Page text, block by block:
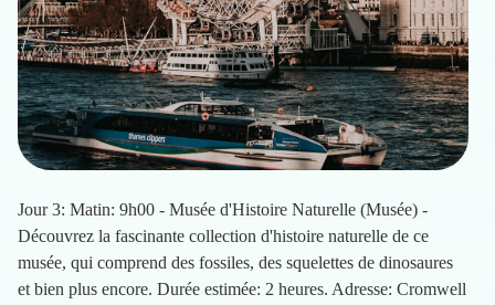
Jour 3: Matin: 9h00 - Musée d'Histoire Naturelle (Musée) -
Découvrez la fascinante collection d'histoire naturelle de ce
musée, qui comprend des fossiles, des squelettes de dinosaures
et bien plus encore. Durée estimée: 2 heures. Adresse: Cromwell